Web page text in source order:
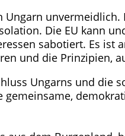
Ungarn
Die EU kann
sabotiert. Es ist
und die Prinzipien,
Ungarns und die